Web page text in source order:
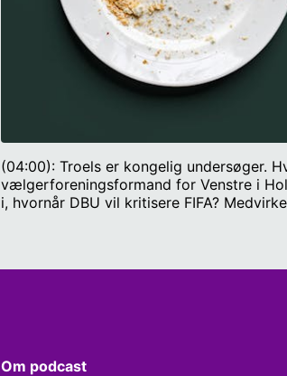
(04:00): Troels er kongelig undersøger.
vælgerforeningsformand for Venstre i
i, hvornår DBU vil kritisere FIFA?
Bryggergården. (46:00): Er Rane
Om podcast